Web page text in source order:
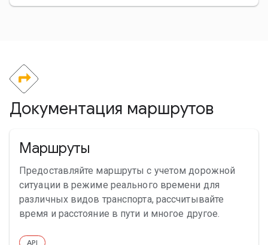
Документация маршрутов
Маршруты
Предоставляйте маршруты с учетом дорожной
ситуации в режиме реального времени для
различных видов транспорта, рассчитывайте
время и расстояние в пути и многое другое.
API